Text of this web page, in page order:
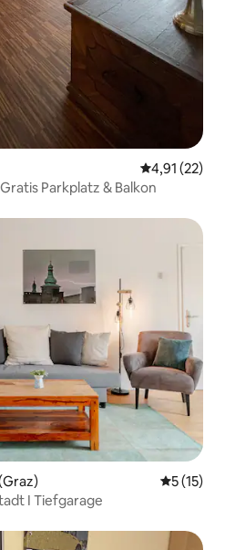
4,91 (22)
Exklusive Wohnung/Graz Gratis Parkplatz & Balkon
5 (15)
I Tiefgarage